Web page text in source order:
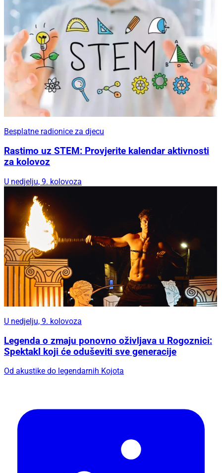
Besplatne radionice za djecu
Rastimo uz STEM: Provjerite kalendar aktivnosti
za kolovoz
U nedjelju, 9. kolovoza
U nedjelju, 9. kolovoza
Legenda o zmaju ponovno oživljava u Rogoznici:
Spektakl koji će oduševiti sve generacije
Od akustike do legendarnih Kojota